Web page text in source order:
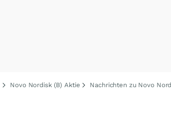
Novo Nordisk (B) Aktie Nachrichten zu Novo